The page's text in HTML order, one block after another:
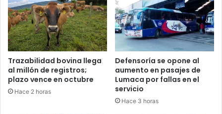
Trazabilidad bovina llega
al millón de registros;
plazo vence en octubre
Hace 2 horas
Defensoría se opone al
aumento en pasajes de
Lumaca por fallas en el
servicio
Hace 3 horas